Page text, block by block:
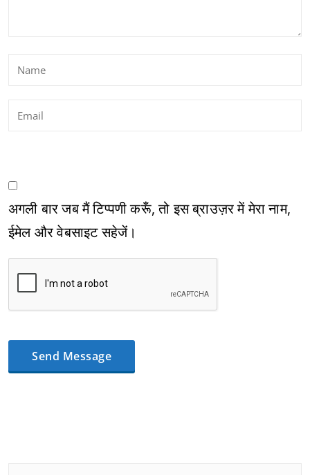
अगली बार जब मैं टिप्पणी करूँ, तो इस ब्राउज़र में मेरा नाम,
ईमेल और वेबसाइट सहेजें।